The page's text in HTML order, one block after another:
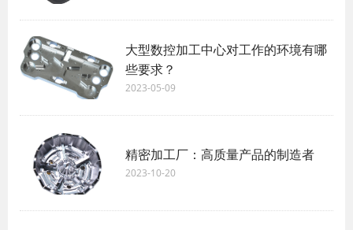
大型数控加工中心对工作的环境有哪
些要求？
2023-05-09
精密加工厂：高质量产品的制造者
2023-10-20